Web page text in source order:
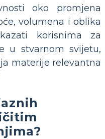
oko promjena
volumena i oblika
korisnima za
u stvarnom svijetu,
materije relevantna